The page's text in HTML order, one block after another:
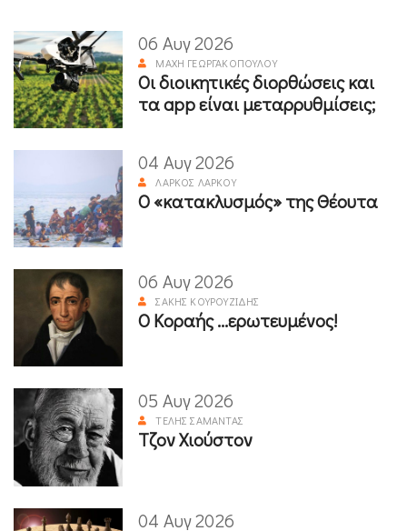
06 Αυγ 2026
ΜΆΧΗ ΓΕΩΡΓΑΚΟΠΟΎΛΟΥ
Οι διοικητικές διορθώσεις και
τα app είναι μεταρρυθμίσεις;
04 Αυγ 2026
ΛΆΡΚΟΣ ΛΆΡΚΟΥ
Ο «κατακλυσμός» της Θέουτα
06 Αυγ 2026
ΣΆΚΗΣ ΚΟΥΡΟΥΖΊΔΗΣ
Ο Κοραής ...ερωτευμένος!
05 Αυγ 2026
ΤΈΛΗΣ ΣΑΜΑΝΤΆΣ
Τζον Χιούστον
04 Αυγ 2026